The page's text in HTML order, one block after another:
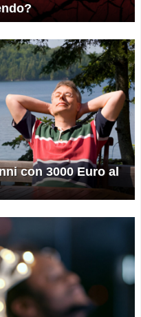
con 3000 Euro al